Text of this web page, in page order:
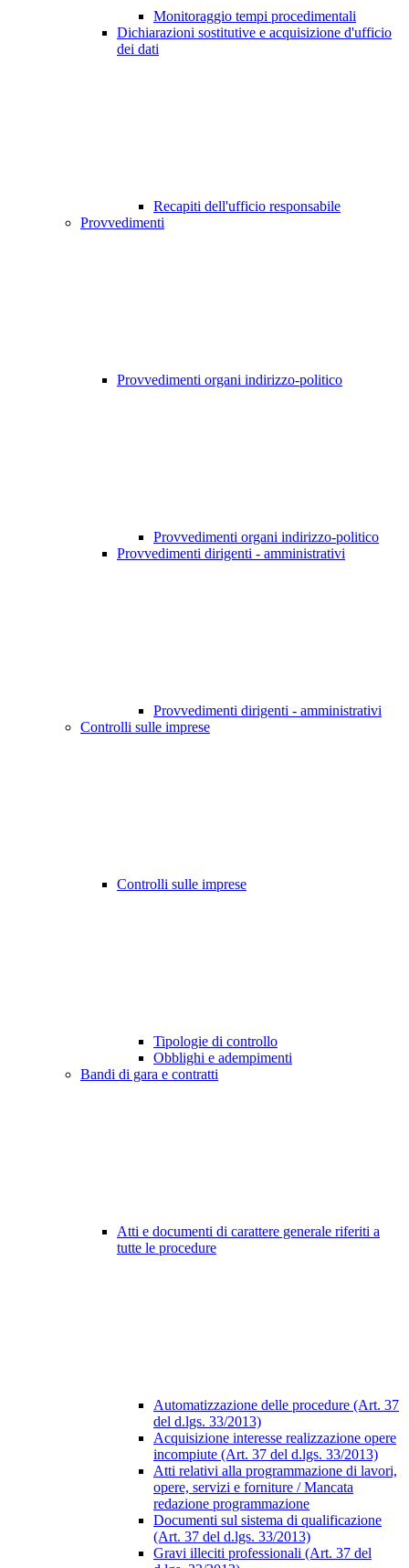
Monitoraggio tempi procedimentali
Dichiarazioni sostitutive e acquisizione d'ufficio
dei dati
Recapiti dell'ufficio responsabile
Provvedimenti
Provvedimenti organi indirizzo-politico
Provvedimenti organi indirizzo-politico
Provvedimenti dirigenti - amministrativi
Provvedimenti dirigenti - amministrativi
Controlli sulle imprese
Controlli sulle imprese
Tipologie di controllo
Obblighi e adempimenti
Bandi di gara e contratti
Atti e documenti di carattere generale riferiti a
tutte le procedure
Automatizzazione delle procedure (Art. 37
del d.lgs. 33/2013)
Acquisizione interesse realizzazione opere
incompiute (Art. 37 del d.lgs. 33/2013)
Atti relativi alla programmazione di lavori,
opere, servizi e forniture / Mancata
redazione programmazione
Documenti sul sistema di qualificazione
(Art. 37 del d.lgs. 33/2013)
Gravi illeciti professionali (Art. 37 del